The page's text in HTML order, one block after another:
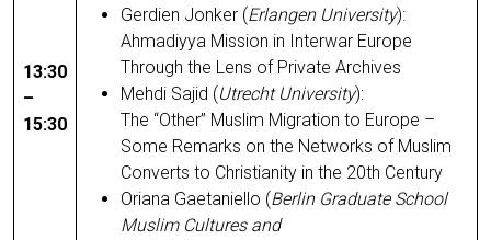
13:30
–
15:30
Ger­dien Jon­ker (Erlan­gen Uni­ver­si­ty):
Ahma­di­y­ya Mis­si­on in Inter­war Euro­pe
Through the Lens of Pri­va­te Archives
Meh­di Sajid (Utrecht Uni­ver­si­ty):
The “Other” Mus­lim Migra­ti­on to Euro­pe –
Some Remarks on the Net­works of Mus­lim
Con­verts to Chris­tia­ni­ty in the 20th Century
Oria­na Gaeta­ni­ello (Ber­lin Gra­dua­te School
Mus­lim Cul­tures and